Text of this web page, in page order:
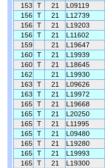
153
T 21 L09119
156 T 21 L12739
156 T 21 L19203
156 T 21 L11602
159
21 L19647
160 T 21 L19939
160 T 21 L18645
162
21 L19930
163
T 21 L09626
163
T 21 L19972
165 T 21 L19668
165 T 21 L20250
165 T 21 L11995
165 T 21 L09480
165 T 21 L19280
165 T 21 L19993
165 T 21 L19300